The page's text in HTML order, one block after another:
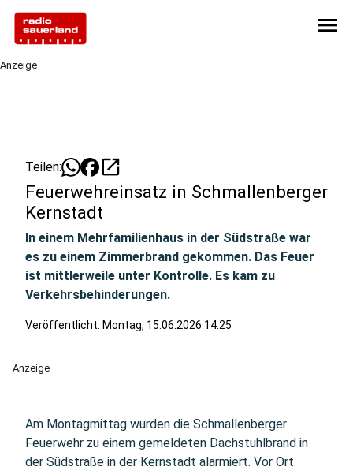
menu
Anzeige
Teilen: open_in_new
Feuerwehreinsatz in Schmallenberger
Kernstadt
In einem Mehrfamilienhaus in der Südstraße war
es zu einem Zimmerbrand gekommen. Das Feuer
ist mittlerweile unter Kontrolle. Es kam zu
Verkehrsbehinderungen.
Veröffentlicht: Montag, 15.06.2026 14:25
Anzeige
Am Montagmittag wurden die Schmallenberger
Feuerwehr zu einem gemeldeten Dachstuhlbrand in
der Südstraße in der Kernstadt alarmiert. Vor Ort